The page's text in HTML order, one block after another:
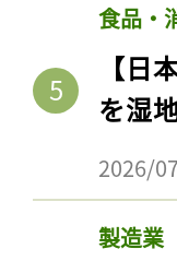
食品・
【日
を湿
2026/
製造業